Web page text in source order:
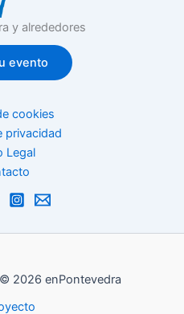
y alrededores
evento
cookies
privacidad
Legal
2026 enPontevedra